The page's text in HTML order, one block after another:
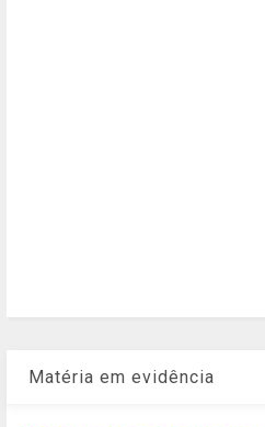
Matéria em evidência